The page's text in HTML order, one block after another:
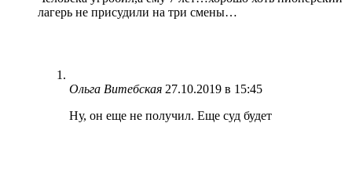
лагерь не присудили на три смены…
Ольга Витебская 27.10.2019 в 15:45
Ну, он еще не получил. Еще суд будет